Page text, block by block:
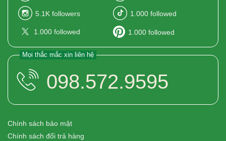
5.1K followers 1.000 followed
1.000 followed 1.000 followed
Mọi thắc mắc xin liên hệ
098.572.9595
Chính sách bảo mật
Chính sách đổi trả hàng